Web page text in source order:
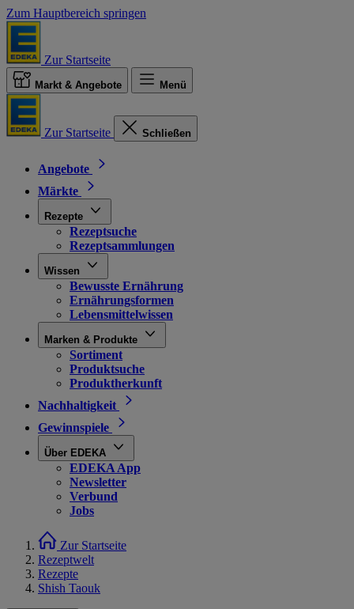
Zum Hauptbereich springen
Zur Startseite
Markt & Angebote Menü
Zur Startseite Schließen
Angebote
Märkte
Rezepte
Rezeptsuche
Rezeptsammlungen
Wissen
Bewusste Ernährung
Ernährungsformen
Lebensmittelwissen
Marken & Produkte
Sortiment
Produktsuche
Produktherkunft
Nachhaltigkeit
Gewinnspiele
Über EDEKA
EDEKA App
Newsletter
Verbund
Jobs
Zur Startseite
Rezeptwelt
Rezepte
Shish Taouk